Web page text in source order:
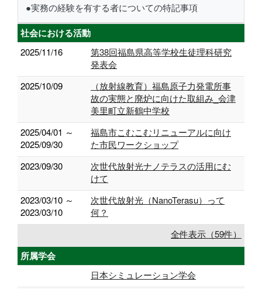
●実務の経験を有する者についての特記事項
社会における活動
2025/11/16
第38回福島県高等学校生徒理科研究
発表会
2025/10/09
（放射線教育）福島原子力発電所事
故の実態と廃炉に向けた取組み_会津
美里町立新鶴中学校
2025/04/01 ～
2025/09/30
福島市こむこむリニューアルに向け
た市民ワークショップ
2023/09/30
次世代放射光ナノテラスの活用にむ
けて
2023/03/10 ～
2023/03/10
次世代放射光（NanoTerasu）って
何？
全件表示（59件）
所属学会
日本シミュレーション学会